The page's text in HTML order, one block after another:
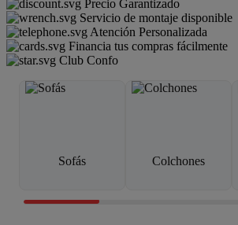
Precio Garantizado
Servicio de montaje disponible
Atención Personalizada
Financia tus compras fácilmente
Club Confo
Sofás Colchones